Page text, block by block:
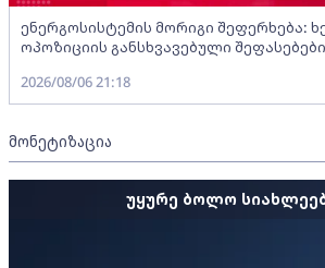
ენერგოსისტემის მორიგი შეფერხება:
ოპოზიციის განსხვავებული შეფასებები
2026/08/06 21:18
მონეტიზაცია
უყურე ბოლო